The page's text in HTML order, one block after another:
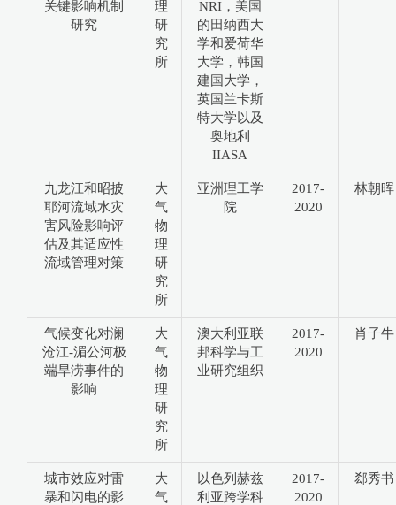
关键影响机制
研究
理
研
究
所
NRI，美国
的田纳西大
学和爱荷华
大学，韩国
建国大学，
英国兰卡斯
特大学以及
奥地利
IIASA
九龙江和昭披
耶河流域水灾
害风险影响评
估及其适应性
流域管理对策
大
气
物
理
研
究
所
亚洲理工学
院
2017-
2020
林朝晖
气候变化对澜
沧江-湄公河极
端旱涝事件的
影响
大
气
物
理
研
究
所
澳大利亚联
邦科学与工
业研究组织
2017-
2020
肖子牛
城市效应对雷
暴和闪电的影
大
气
以色列赫兹
利亚跨学科
2017-
2020
郄秀书